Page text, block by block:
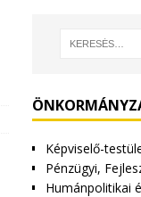
Képviselő-
Pénzügyi,
Humánpolitikai